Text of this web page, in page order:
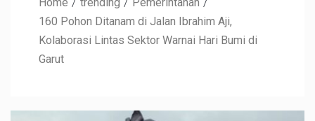
160 Pohon Ditanam di Jalan Ibrahim Aji,
Kolaborasi Lintas Sektor Warnai Hari Bumi di
Garut